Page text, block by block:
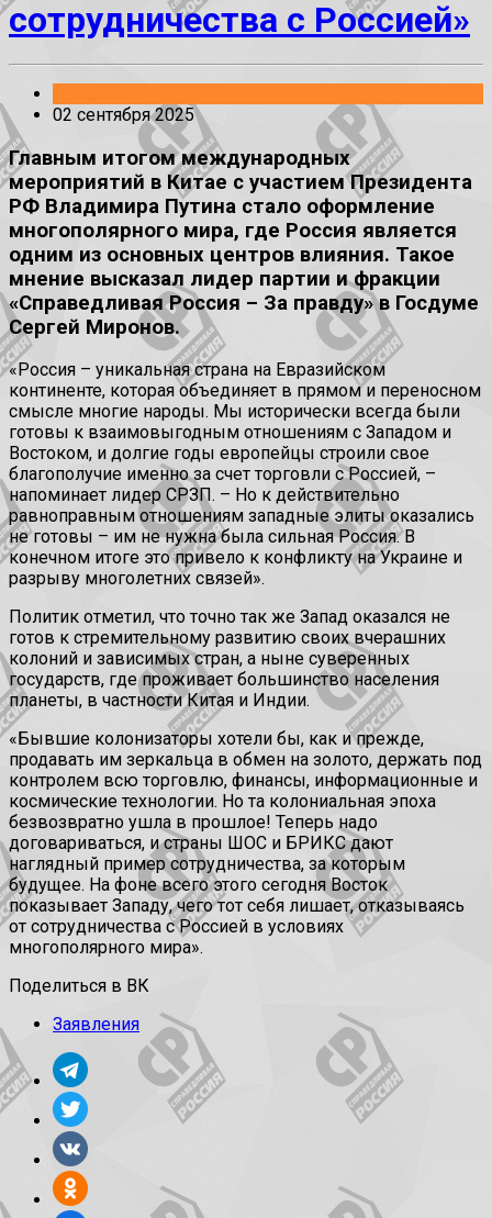
сотрудничества с Россией»
02 сентября 2025
Главным итогом международных
мероприятий в Китае с участием Президента
РФ Владимира Путина стало оформление
многополярного мира, где Россия является
одним из основных центров влияния. Такое
мнение высказал лидер партии и фракции
«Справедливая Россия – За правду» в Госдуме
Сергей Миронов.
«Россия – уникальная страна на Евразийском
континенте, которая объединяет в прямом и переносном
смысле многие народы. Мы исторически всегда были
готовы к взаимовыгодным отношениям с Западом и
Востоком, и долгие годы европейцы строили свое
благополучие именно за счет торговли с Россией, –
напоминает лидер СРЗП. – Но к действительно
равноправным отношениям западные элиты оказались
не готовы – им не нужна была сильная Россия. В
конечном итоге это привело к конфликту на Украине и
разрыву многолетних связей».
Политик отметил, что точно так же Запад оказался не
готов к стремительному развитию своих вчерашних
колоний и зависимых стран, а ныне суверенных
государств, где проживает большинство населения
планеты, в частности Китая и Индии.
«Бывшие колонизаторы хотели бы, как и прежде,
продавать им зеркальца в обмен на золото, держать под
контролем всю торговлю, финансы, информационные и
космические технологии. Но та колониальная эпоха
безвозвратно ушла в прошлое! Теперь надо
договариваться, и страны ШОС и БРИКС дают
наглядный пример сотрудничества, за которым
будущее. На фоне всего этого сегодня Восток
показывает Западу, чего тот себя лишает, отказываясь
от сотрудничества с Россией в условиях
многополярного мира».
Поделиться в ВК
Заявления